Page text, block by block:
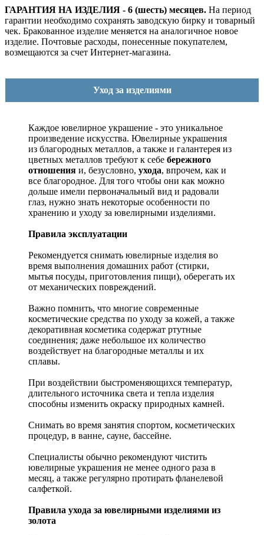
ГАРАНТИЯ НА ИЗДЕЛИЯ - 6 (шесть) месяцев. На период
гарантии необходимо сохранять заводскую бирку и товарный
чек. Бракованное изделие меняется на аналогичное новое
изделие. Почтовые расходы, понесенные покупателем,
возмещаются за счет Интернет-магазина.
Уход за изделиями
Каждое ювелирное украшение - это уникальное
произведение искусства. Ювелирные украшения
из благородных металлов, а также и галантерея из
цветных металлов требуют к себе бережного
отношения и, безусловно, ухода, впрочем, как и
все благородное. Для того чтобы они как можно
дольше имели первоначальный вид и радовали
глаз, нужно знать некоторые особенности по
хранению и уходу за ювелирными изделиями.
Правила эксплуатации
Рекомендуется снимать ювелирные изделия во
время выполнения домашних работ (стирки,
мытья посуды, приготовления пищи), оберегать их
от механических повреждений.
Важно помнить, что многие современные
косметические средства по уходу за кожей, а также
декоративная косметика содержат ртутные
соединения; даже небольшое их количество
воздействует на благородные металлы и их
сплавы.
При воздействии быстроменяющихся температур,
длительного источника света и тепла изделия
способны изменить окраску природных камней.
Снимать во время занятия спортом, косметических
процедур, в ванне, сауне, бассейне.
Специалисты обычно рекомендуют чистить
ювелирные украшения не менее одного раза в
месяц, а также регулярно протирать фланелевой
салфеткой.
Правила ухода за ювелирными изделиями из
золота